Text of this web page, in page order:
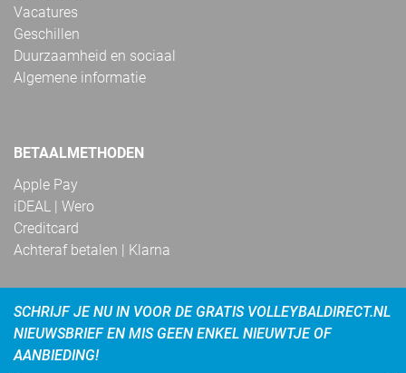
Vacatures
Geschillen
Duurzaamheid en sociaal
Algemene informatie
BETAALMETHODEN
Apple Pay
iDEAL | Wero
Creditcard
Achteraf betalen | Klarna
SCHRIJF JE NU IN VOOR DE GRATIS VOLLEYBALDIRECT.NL
NIEUWSBRIEF EN MIS GEEN ENKEL NIEUWTJE OF
AANBIEDING!